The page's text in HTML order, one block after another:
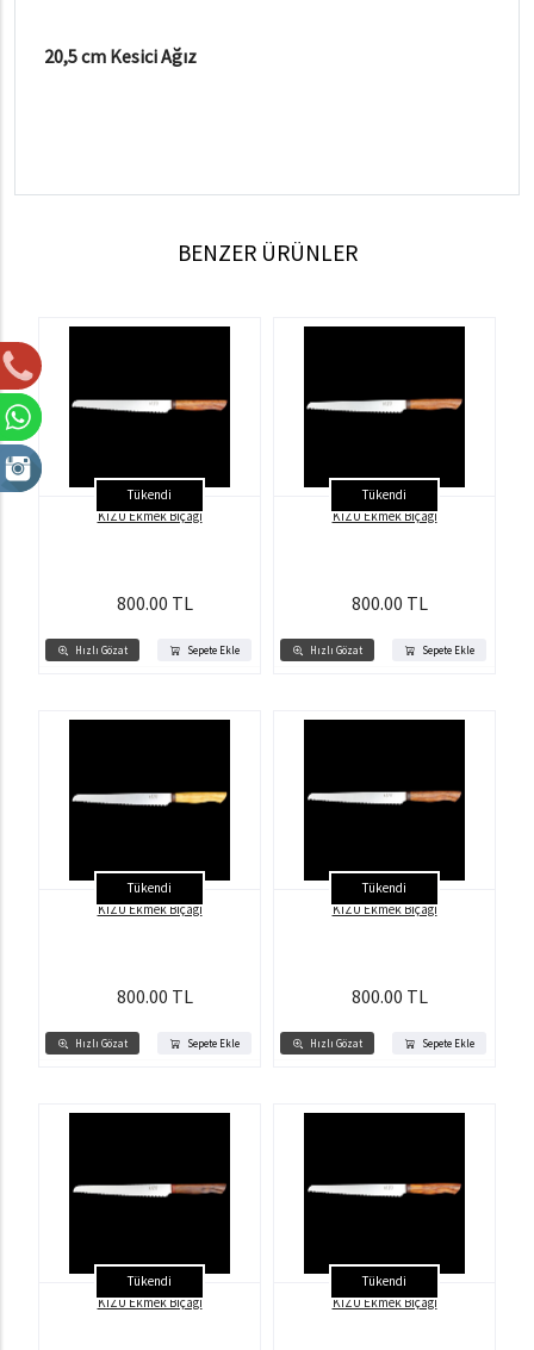
20,5 cm Kesici Ağız
BENZER ÜRÜNLER
Tükendi
Hızlı Gözat Sepete Ekle
KİZU Ekmek Bıçağı
800.00 TL
Tükendi
Hızlı Gözat Sepete Ekle
KİZU Ekmek Bıçağı
800.00 TL
Tükendi
Hızlı Gözat Sepete Ekle
KİZU Ekmek Bıçağı
800.00 TL
Tükendi
Hızlı Gözat Sepete Ekle
KİZU Ekmek Bıçağı
800.00 TL
Tükendi
KİZU Ekmek Bıçağı
Tükendi
KİZU Ekmek Bıçağı